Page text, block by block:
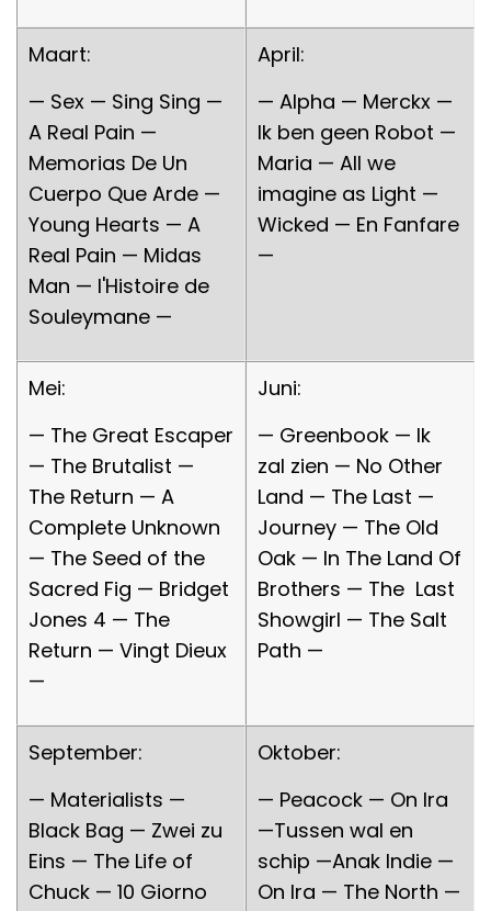
Maart:
— Sex — Sing Sing —
A Real Pain —
Memorias De Un
Cuerpo Que Arde —
Young Hearts — A
Real Pain — Midas
Man — l'Histoire de
Souleymane —
April:
— Alpha — Merckx —
Ik ben geen Robot —
Maria — All we
imagine as Light —
Wicked — En Fanfare
—
Mei:
— The Great Escaper
— The Brutalist —
The Return — A
Complete Unknown
— The Seed of the
Sacred Fig — Bridget
Jones 4 — The
Return — Vingt Dieux
—
Juni:
— Greenbook — Ik
zal zien — No Other
Land — The Last —
Journey — The Old
Oak — In The Land Of
Brothers — The Last
Showgirl — The Salt
Path —
September:
— Materialists —
Black Bag — Zwei zu
Eins — The Life of
Chuck — 10 Giorno
Oktober:
— Peacock — On Ira
—Tussen wal en
schip —Anak Indie —
On Ira — The North —